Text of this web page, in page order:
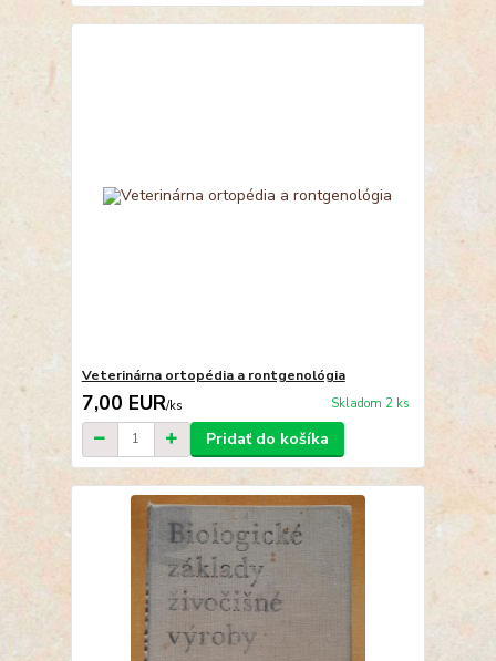
Veterinárna ortopédia a rontgenológia
7,00 EUR/ks Skladom 2 ks
Pridať do košíka